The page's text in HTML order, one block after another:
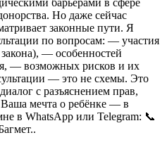
Но даже сейчас
законные пути. Я
по вопросам: — участия
— особенностей
— возможных рисков и их
— это не схемы. Это
с разъяснением прав,
Ваша мечта о ребёнке — в
в WhatsApp или Telegram: 📞